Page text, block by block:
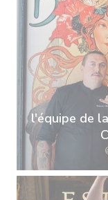
l'équipe de